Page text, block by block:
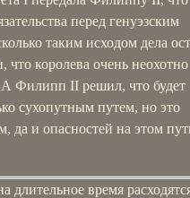
перед генуэзским
таким исходом дела
что королева очень неохотно
А Филипп II решил, что будет
сухопутным путем, но это
да и опасностей на этом
время